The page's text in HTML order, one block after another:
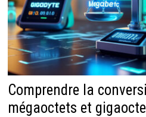
Comprendre la
mégaoctets et